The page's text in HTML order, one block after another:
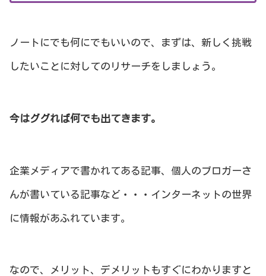
ノートにでも何にでもいいので、まずは、新しく挑戦
したいことに対してのリサーチをしましょう。
今はググれば何でも出てきます。
企業メディアで書かれてある記事、個人のブロガーさ
んが書いている記事など・・・インターネットの世界
に情報があふれています。
なので、メリット、デメリットもすぐにわかりますと